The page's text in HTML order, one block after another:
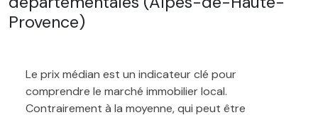
Provence)
Le prix médian est un indicateur clé pour
comprendre le marché immobilier local.
Contrairement à la moyenne, qui peut être